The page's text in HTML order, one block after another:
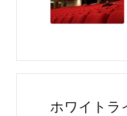
ホワイトラ